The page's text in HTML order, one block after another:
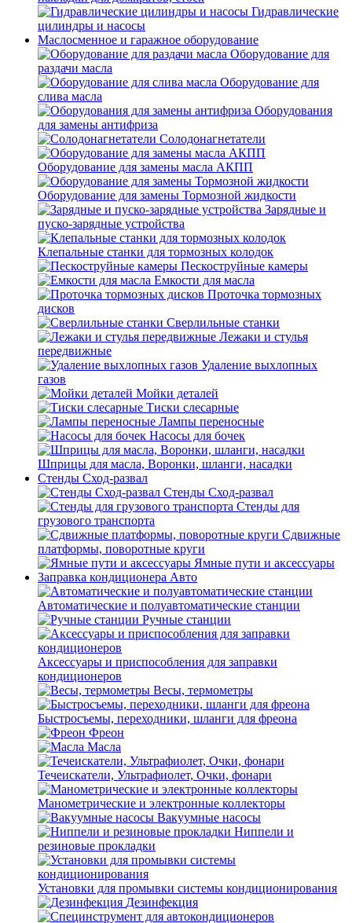
Гидравлические
цилиндры и насосы
Маслосменное и гаражное оборудование
Оборудование для
раздачи масла
Оборудование для
слива масла
Оборудования
для замены антифриза
Солодонагнетатели
Оборудование для замены масла АКПП
Оборудование для замены Тормозной жидкости
Зарядные и
пуско-зарядные устройства
Клепальные станки для тормозных колодок
Пескоструйные камеры
Емкости для масла
Проточка тормозных
дисков
Сверлильные станки
Лежаки и стулья
передвижные
Удаление выхлопных
газов
Мойки деталей
Тиски слесарные
Лампы переносные
Насосы для бочек
Шприцы для масла, Воронки, шланги, насадки
Стенды Сход-развал
Стенды Сход-развал
Стенды для
грузового транспорта
Сдвижные
платформы, поворотные круги
Ямные пути и аксессуары
Заправка кондиционера Авто
Автоматические и полуавтоматические станции
Ручные станции
Аксессуары и приспособления для заправки
кондиционеров
Весы, термометры
Быстросъемы, переходники, шланги для фреона
Фреон
Масла
Течеискатели, Ультрафиолет, Очки, фонари
Манометрические и электронные коллекторы
Вакуумные насосы
Ниппели и
резиновые прокладки
Установки для промывки системы кондиционирования
Дезинфекция